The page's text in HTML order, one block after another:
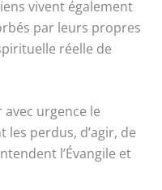
vivent également
par leurs propres
réelle de
urgence le
perdus, d’agir, de
l’Évangile et